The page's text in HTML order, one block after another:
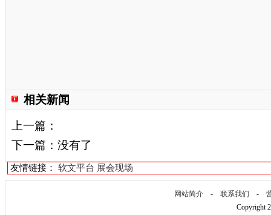
相关新闻
上一篇：
下一篇：没有了
友情链接： 软文平台 展会现场
网站简介 - 联系我们 -
Copyright